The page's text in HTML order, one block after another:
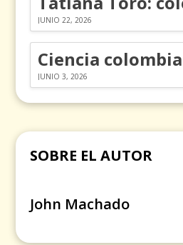
JUNIO 22, 2026
JUNIO 3, 2026
SOBRE EL AUTOR
John Machado